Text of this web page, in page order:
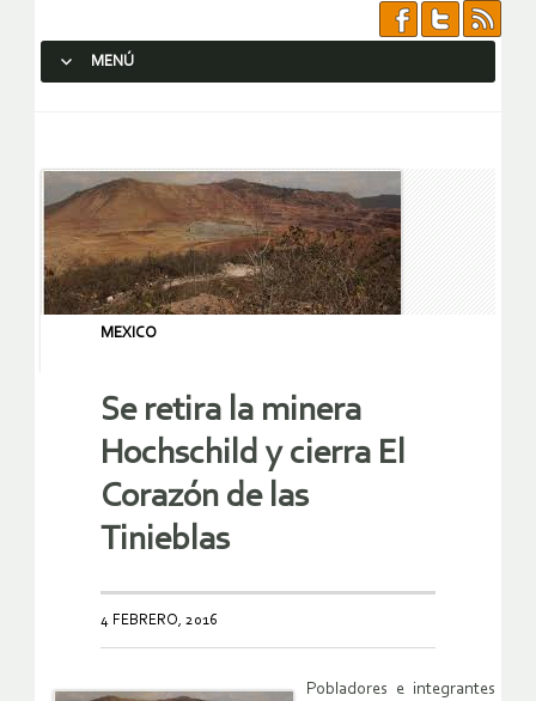
MENÚ
MEXICO
Se retira la minera
Hochschild y cierra El
Corazón de las
Tinieblas
4 FEBRERO, 2016
Pobladores e integrantes